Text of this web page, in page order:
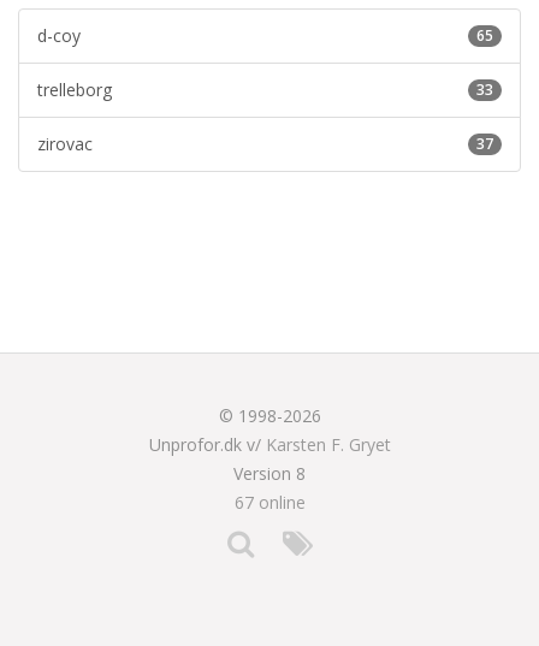
65
d-coy
33
trelleborg
37
zirovac
© 1998-2026
Unprofor.dk v/ Karsten F. Gryet
Version 8
67 online